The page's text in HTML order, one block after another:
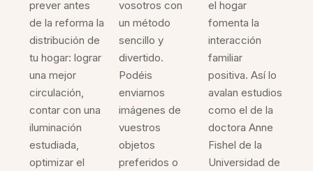
prever antes
de la reforma la
distribución de
tu hogar: lograr
una mejor
circulación,
contar con una
iluminación
estudiada,
optimizar el
vosotros con
un método
sencillo y
divertido.
Podéis
enviarnos
imágenes de
vuestros
objetos
preferidos o
el hogar
fomenta la
interacción
familiar
positiva. Así lo
avalan estudios
como el de la
doctora Anne
Fishel de la
Universidad de